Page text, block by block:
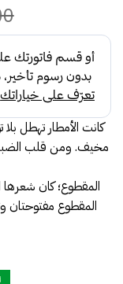
كانت الأمطار تهطل
مخيف. ومن قلب
المقطوع؛ كان شعرها
المقطوع مفتوحتان